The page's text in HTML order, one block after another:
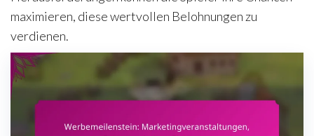
maximieren, diese wertvollen Belohnungen zu
verdienen.